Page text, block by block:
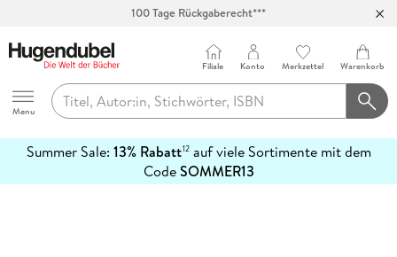
100 Tage Rückgaberecht***
Hugendubel
Menu
Filiale Konto Merkzettel Warenkorb
Summer Sale: 13% Rabatt12auf viele Sortimente mit dem
CodeSOMMER13
erfahren